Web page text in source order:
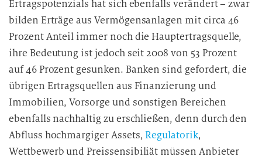
Ertragspotenzials hat sich ebenfalls verändert – zwar
bilden Erträge aus Vermögensanlagen mit circa 46
Prozent Anteil immer noch die Hauptertragsquelle,
ihre Bedeutung ist jedoch seit 2008 von 53 Prozent
auf 46 Prozent gesunken. Banken sind gefordert, die
übrigen Ertragsquellen aus Finanzierung und
Immobilien, Vorsorge und sonstigen Bereichen
ebenfalls nachhaltig zu erschließen, denn durch den
Abfluss hochmargiger Assets,Regulatorik,
Wettbewerb und Preissensibiliät müssen Anbieter